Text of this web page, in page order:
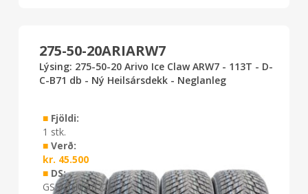
Lýsing: 275-50-20 Arivo Ice Claw ARW7 - 113T - D-
C-B71 db - Ný Heilsársdekk - Neglanleg
■Fjöldi:
1 stk.
■Verð:
kr. 45.500
■DS:
GS5/GH05 0726
275-50-20ARIARW7